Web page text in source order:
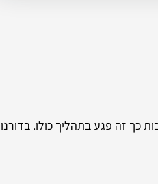
כך זה פגע בתהליך כולו. בדורנו